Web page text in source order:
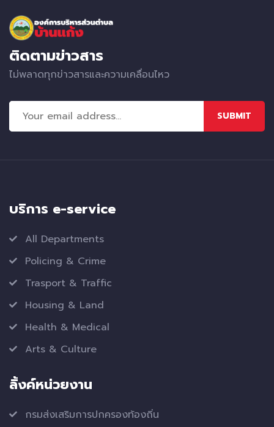
ติดตามข่าวสาร
ไม่พลาดทุกข่าวสารและความเคลื่อนไหว
SUBMIT
บริการ e-service
All Departments
Policing & Crime
Trasport & Traffic
Housing & Land
Health & Medical
Arts & Culture
ลิ้งค์หน่วยงาน
กรมส่งเสริมการปกครองท้องถิ่น